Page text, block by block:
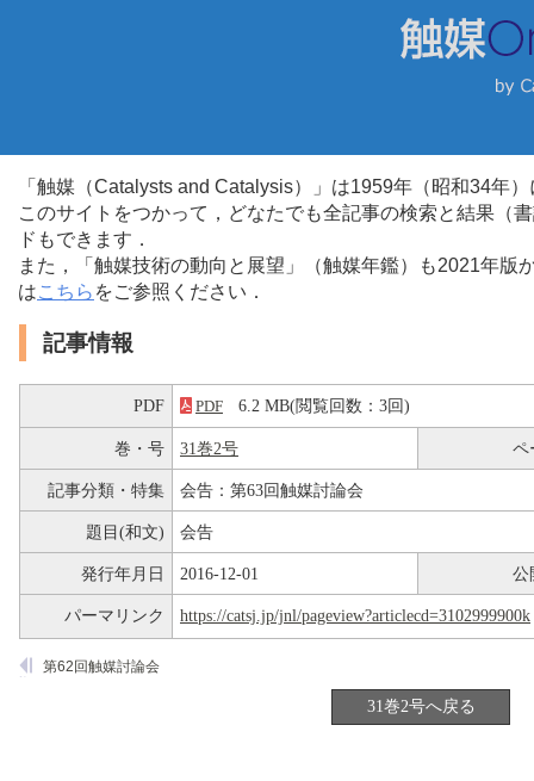
「触媒（Catalysts and Catalysis）」は1959年（昭和34年
このサイトをつかって，どなたでも全記事の検索と結果（
ドもできます．
また，「触媒技術の動向と展望」（触媒年鑑）も2021年
はこちら をご参照ください．
記事情報
PDF PDF 6.2 MB(閲覧回数：3回)
巻・号 31巻2号 ペ
記事分類・特集 会告：第63回触媒討論会
題目(和文) 会告
発行年月日 2016-12-01 公
パーマリンク https://catsj.jp/jnl/pageview?articlecd=3102999900k
第62回触媒討論会
31巻2号へ戻る